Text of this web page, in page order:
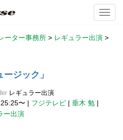
ーター事務所 > レギュラー出演 >
ジック」
レギュラー出演
25:25〜 | フジテレビ | 垂木 勉 |
ー出演